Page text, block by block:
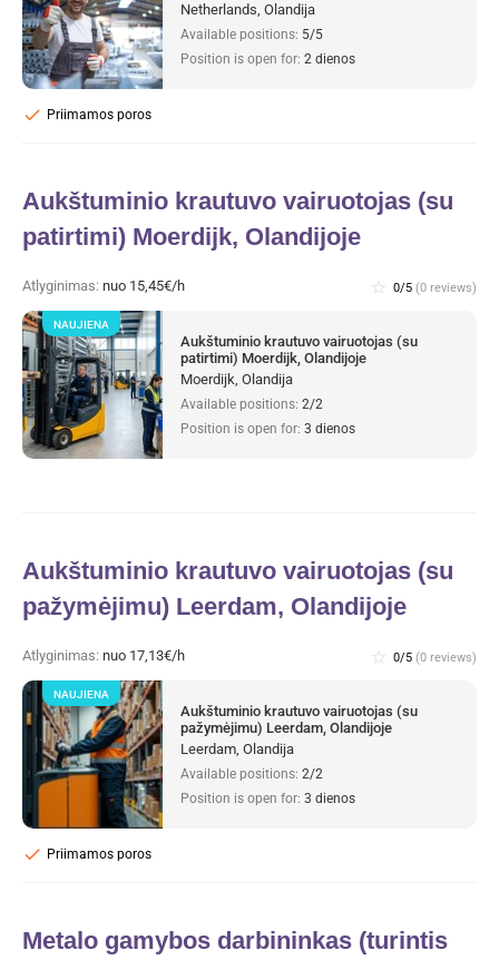
Netherlands, Olandija
Available positions: 5/5
Position is open for: 2 dienos
Priimamos poros
check
Aukštuminio krautuvo vairuotojas (su
patirtimi) Moerdijk, Olandijoje
Atlyginimas: nuo 15,45€/h star_border 0/5 (0 reviews)
Aukštuminio krautuvo vairuotojas (su
patirtimi) Moerdijk, Olandijoje
Moerdijk, Olandija
Available positions: 2/2
Position is open for: 3 dienos
NAUJIENA
Aukštuminio krautuvo vairuotojas (su
pažymėjimu) Leerdam, Olandijoje
Atlyginimas: nuo 17,13€/h star_border 0/5 (0 reviews)
Aukštuminio krautuvo vairuotojas (su
pažymėjimu) Leerdam, Olandijoje
Leerdam, Olandija
Available positions: 2/2
Position is open for: 3 dienos
Priimamos poros
check
NAUJIENA
Metalo gamybos darbininkas (turintis